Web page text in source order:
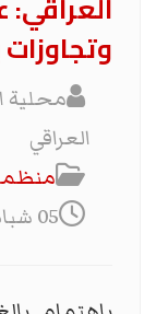
وتجاوزات
محلية
العراقي
05 شباط/فبراير 2026